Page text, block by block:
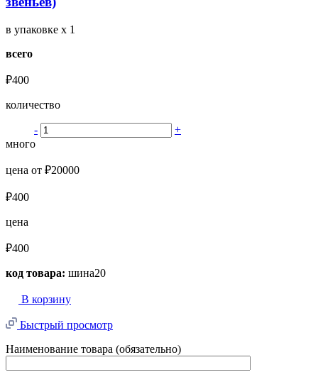
в упаковке x 1
всего
₽400
количество
-
+
много
цена от ₽20000
₽400
цена
₽400
код товара: шина20
В корзину
Быстрый просмотр
Наименование товара (обязательно)